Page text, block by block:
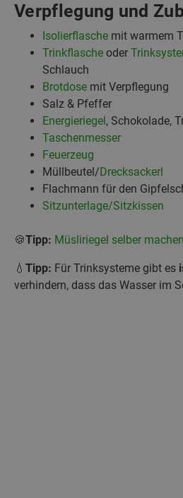
Verpflegung und
Isolierflasche mit warmem
Trinkflasche oder
Schlauch
Brotdose mit Verpflegung
Salz & Pfeffer
Energieriegel, Schokolade,
Taschenmesser
Feuerzeug
Müllbeutel/Drecksackerl
Flachmann für den
Sitzunterlage/Sitzkissen
🍪Tipp: Müsliriegel selber machen
💧 Tipp: Für Trinksysteme gibt es
verhindern, dass das Wasser im